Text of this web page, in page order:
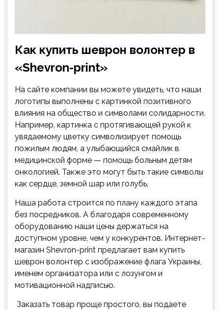
Как купить шеврон волонтер в
«Shevron-print»
На сайте компании вы можете увидеть, что наши
логотипы выполнены с картинкой позитивного
влияния на общество и символами солидарности.
Например, картинка с протягивающей рукой к
увядаемому цветку символизирует помощь
пожилым людям, а улыбающийся смайлик в
медицинской форме — помощь больным детям
онкологией. Также это могут быть такие символы
как сердце, земной шар или голубь.
Наша работа строится по плану каждого этапа
без посредников. А благодаря современному
оборудованию наши цены держаться на
доступном уровне, чем у конкурентов. Интернет-
магазин Shevron-print предлагает вам купить
шеврон волонтер с изображение флага Украины,
именем организатора или с лозунгом и
мотивационной надписью.
Заказать товар проще простого, вы подаете